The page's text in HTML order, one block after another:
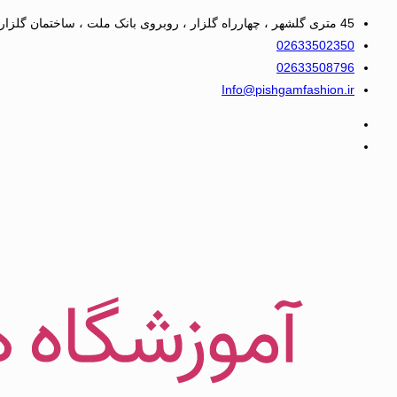
45 متری گلشهر ، چهارراه گلزار ، روبروی بانک ملت ، ساختمان گلزار ، ورودی بیمه ایران ، بلوک 2 ، واحد 2
02633502350
02633508796
Info@pishgamfashion.ir